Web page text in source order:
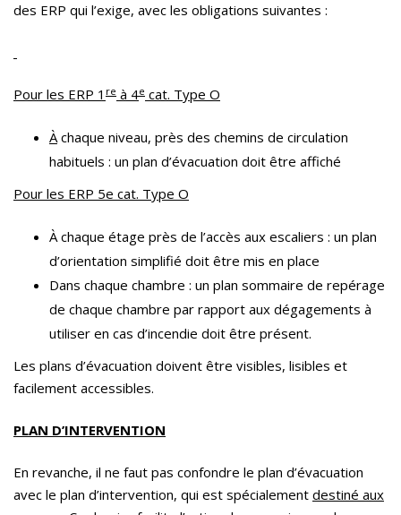
des ERP qui l’exige, avec les obligations suivantes :
Pour les ERP 1 re à 4e cat. Type O
Àchaque niveau, près des chemins de circulation
habituels : un plan d’évacuation doit être affiché
Pour les ERP 5e cat. Type O
À chaque étage près de l’accès aux escaliers : un plan
d’orientation simplifié doit être mis en place
Dans chaque chambre : un plan sommaire de repérage
de chaque chambre par rapport aux dégagements à
utiliser en cas d’incendie doit être présent.
Les plans d’évacuation doivent être visibles, lisibles et
facilement accessibles.
PLAN D’INTERVENTION
En revanche, il ne faut pas confondre le plan d’évacuation
avec le plan d’intervention, qui est spécialement destiné aux